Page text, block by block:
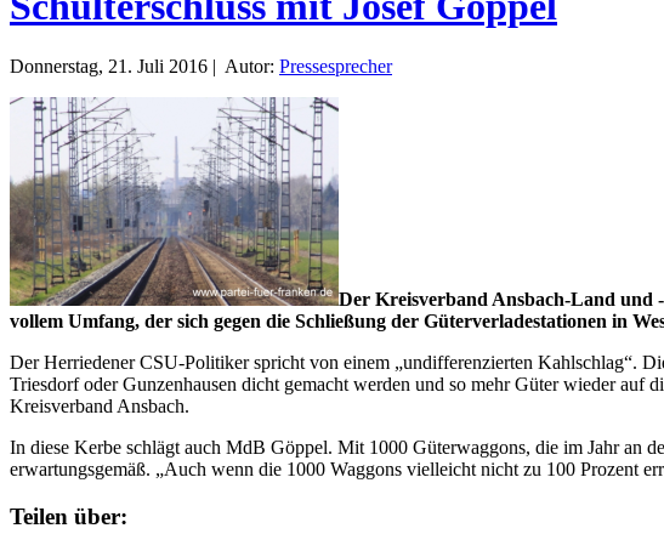
Donnerstag, 21. Juli 2016 | Autor: Pressesprecher
Der Kreisverband Ansbach-Land und
vollem Umfang, der sich gegen die Schließung der Güterverladestationen in
Der Herriedener CSU-Politiker spricht von einem „undifferenzierten Kahlschlag“.
Triesdorf oder Gunzenhausen dicht gemacht werden und so mehr Güter wieder
Kreisverband Ansbach.
In diese Kerbe schlägt auch MdB Göppel. Mit 1000 Güterwaggons, die im Jahr an
erwartungsgemäß. „Auch wenn die 1000 Waggons vielleicht nicht zu 100 Prozent
Teilen über: